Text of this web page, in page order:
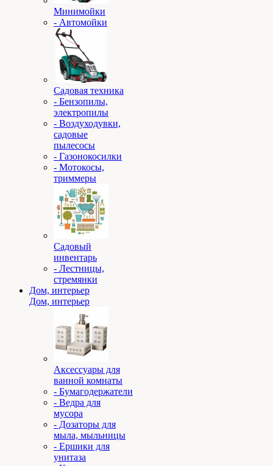
Минимойки
- Автомойки
Садовая техника
- Бензопилы,
электропилы
- Воздуходувки,
садовые
пылесосы
- Газонокосилки
- Мотокосы,
триммеры
Садовый
инвентарь
- Лестницы,
стремянки
Дом, интерьер
Дом, интерьер
Аксессуары для
ванной комнаты
- Бумагодержатели
- Ведра для
мусора
- Дозаторы для
мыла, мыльницы
- Ершики для
унитаза